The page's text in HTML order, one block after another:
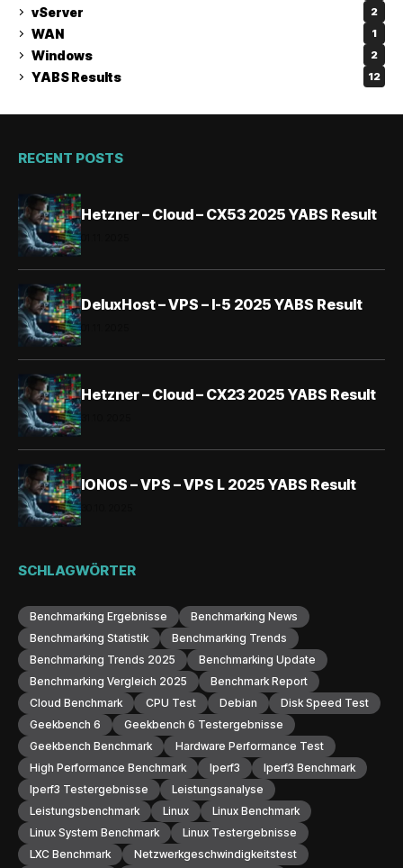
vServer 2
WAN 1
Windows 2
YABS Results 12
RECENT POSTS
Hetzner – Cloud – CX53 2025 YABS Result
DeluxHost – VPS – I-5 2025 YABS Result
Hetzner – Cloud – CX23 2025 YABS Result
IONOS – VPS – VPS L 2025 YABS Result
SCHLAGWÖRTER
Benchmarking Ergebnisse
Benchmarking News
Benchmarking Statistik
Benchmarking Trends
Benchmarking Trends 2025
Benchmarking Update
Benchmarking Vergleich 2025
Benchmark Report
Cloud Benchmark
CPU Test Debian
Disk Speed Test
Geekbench 6
Geekbench 6 Testergebnisse
Geekbench Benchmark
Hardware Performance Test
High Performance Benchmark
Iperf3
Iperf3 Benchmark
Iperf3 Testergebnisse
Leistungsanalyse
Leistungsbenchmark
Linux
Linux Benchmark
Linux System Benchmark
Linux Testergebnisse
LXC Benchmark
Netzwerkgeschwindigkeitstest